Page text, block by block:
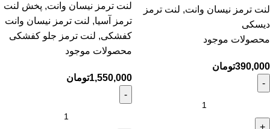
لنت ترمز نیسان وانت, لنت ترمز
دیسکی
محصولات موجود
390,000تومان
لنت ترمز نیسان وانت, پخش لنت
ترمز آسیا, لنت ترمز نیسان وانت
کفشکی, لنت ترمز جلو کفشکی
محصولات موجود
1,550,000تومان